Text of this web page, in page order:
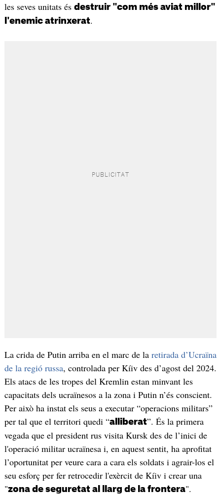
les seves unitats és destruir "com més aviat millor"
l'enemic atrinxerat.
La crida de Putin arriba en el marc de la retirada d’Ucraïna
de la regió russa, controlada per Kíiv des d’agost del 2024.
Els atacs de les tropes del Kremlin estan minvant les
capacitats dels ucraïnesos a la zona i Putin n’és conscient.
Per això ha instat els seus a executar “operacions militars”
per tal que el territori quedi “alliberat”. És la primera
vegada que el president rus visita Kursk des de l’inici de
l'operació militar ucraïnesa i, en aquest sentit, ha aprofitat
l’oportunitat per veure cara a cara els soldats i agrair-los el
seu esforç per fer retrocedir l'exèrcit de Kíiv i crear una
"zona de seguretat al llarg de la frontera".